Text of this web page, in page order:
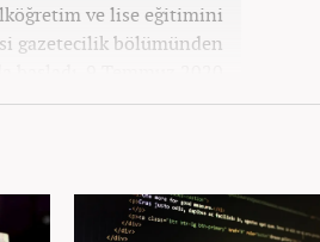
ve lise eğitimini
gazetecilik bölümünden
9 Temmuz 2020
devam etmektedir.